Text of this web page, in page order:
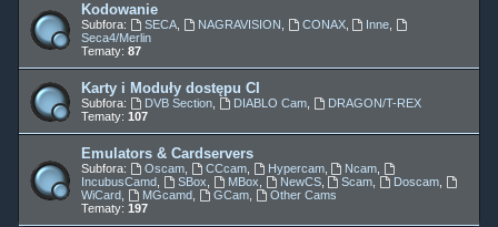
Kodowanie
Subfora: SECA, NAGRAVISION CONAX, Inne
Seca4/Merlin
Tematy: 87
Karty i Moduły dostępu CI
Subfora: DVB Section, DIABLO Cam,
DRAGON/T-REX
Tematy: 107
Emulators & Cardservers
Subfora: Oscam, CCcam, Hypercam, Ncam
IncubusCamd
SBox MBox NewCS, Scam Doscam
WiCard
MGcamd, GCam,
Other Cams
Tematy: 197